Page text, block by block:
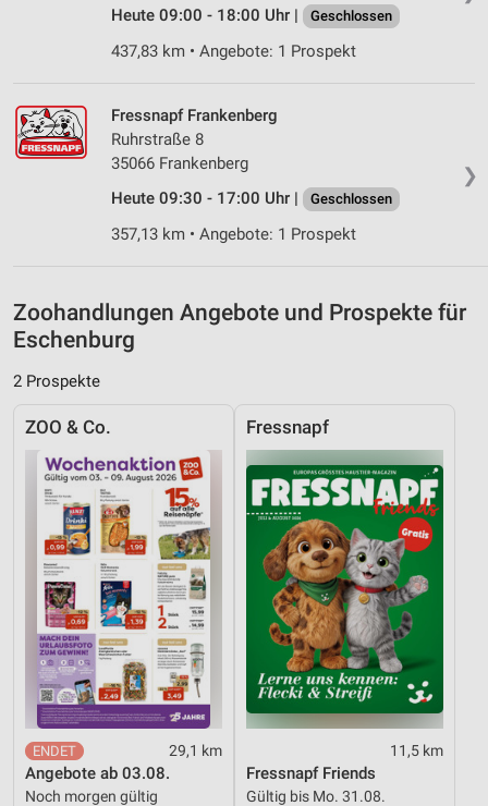
Heute 09:00 - 18:00 Uhr | Geschlossen
437,83 km • Angebote: 1 Prospekt
❯
Fressnapf Frankenberg
Ruhrstraße 8
35066 Frankenberg
Heute 09:30 - 17:00 Uhr |
Geschlossen
357,13 km • Angebote: 1 Prospekt
Zoohandlungen Angebote und Prospekte für
Eschenburg
2 Prospekte
ZOO & Co.
29,1 km
Angebote ab 03.08.
Noch morgen gültig
Fressnapf
11,5 km
Fressnapf Friends
Gültig bis Mo. 31.08.
IAB-Besonderheiten:
Verwendung genauer Standortdaten
Informationen identifizieren
Nicht-IAB-Verarbeitungszwecke:
Performance
Werbung